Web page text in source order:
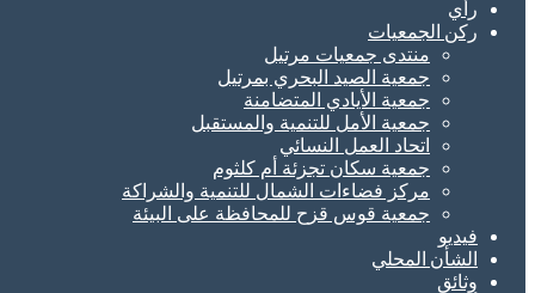
رأي
ركن الجمعيات
منتدى جمعيات مرتيل
جمعية الصيد البحري بمرتيل
جمعية الأيادي المتضامنة
جمعية الأمل للتنمية والمستقبل
اتحاد العمل النسائي
جمعية سكان تجزئة أم كلثوم
مركز فضاءات الشمال للتنمية والشراكة
جمعية قوس قزح للمحافظة على البيئة
فيديو
الشأن المحلي
وثائق